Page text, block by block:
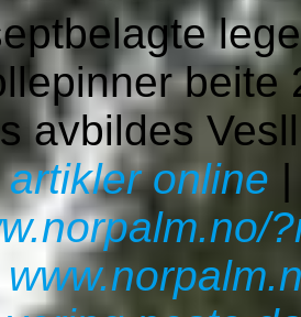
beite
avbildes
online